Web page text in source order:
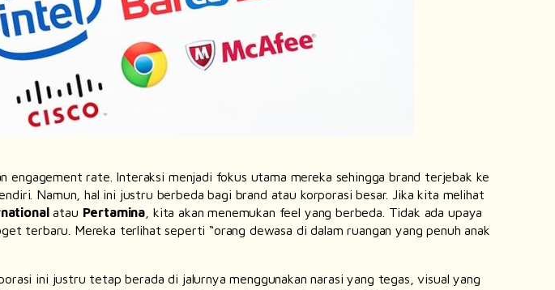
engagement rate . Interaksi menjadi fokus utama mereka sehinggabrand terjebak ke
Namun, hal ini justru berbeda bagi brand atau korporasi besar. Jika kita melihat
atau Pertamina , kita akan menemukan feel yang berbeda. Tidak ada upaya
terbaru. Mereka terlihat seperti “orang dewasa di dalam ruangan yang penuh anak
ini justru tetap berada di jalurnya menggunakan narasi yang tegas, visual yang